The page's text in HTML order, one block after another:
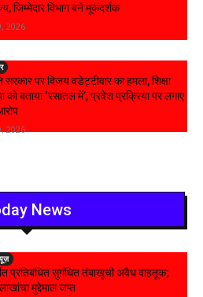
जिम्मेदार विभाग बने मूकदर्शक
2026
सरकार पर विजय वडेट्टीवार का हमला, शिक्षा
को बताया ‘रसातल में’, प्रवेश प्रक्रिया पर लगाए
2026
News
प्रतिबंधित सुगंधित तंबाखूची अवैध वाहतूक;
मुद्देमाल जप्त